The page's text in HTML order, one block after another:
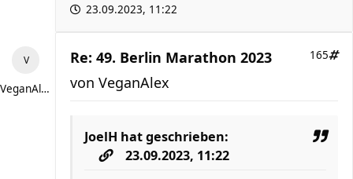
23.09.2023, 11:22
VeganAlex
Re: 49. Berlin Marathon 2023 165
von VeganAlex
JoelH hat geschrieben:
23.09.2023, 11:22